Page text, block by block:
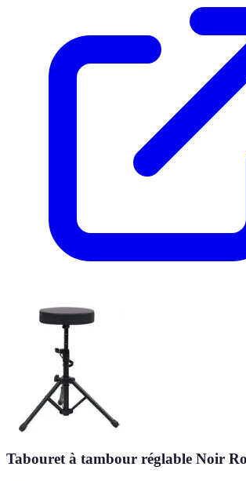
Tabouret à tambour réglable Noir